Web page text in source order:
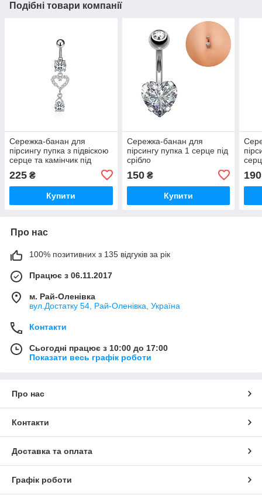
Подібні товари компанії
Сережка-банан для
пірсингу пупка з підвіскою
серце та камінчик під
225 ₴
Купити
Сережка-банан для
пірсингу пупка 1 серце під
срібло
150₴
Купити
190
Про нас
100% позитивних з 135 відгуків за рік
Працює з 06.11.2017
м. Рай-Оленівка
вул.Достатку 54, Рай-Оленівка, Україна
Контакти
Сьогодні працює з 10:00 до 17:00
Показати весь графік роботи
Про нас
Контакти
Доставка та оплата
Графік роботи